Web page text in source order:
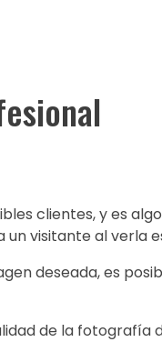
clientes, y es
visitante al verla
deseada, es
de la